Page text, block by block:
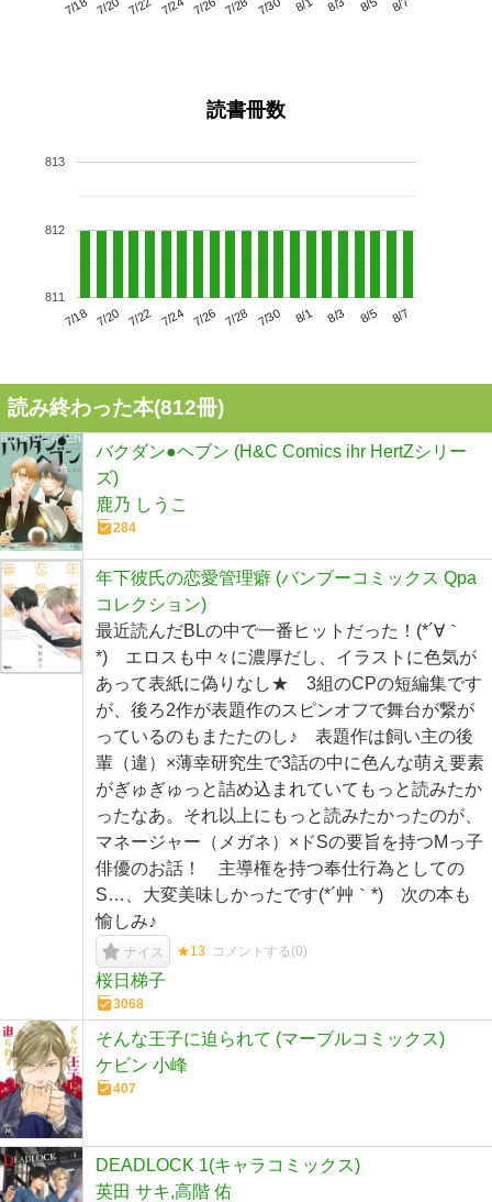
7/18 7/20 7/22 7/24 7/26 7/28 7/30 8/1 8/3 8/5 8/7
読書冊数
7/18 7/20 7/22 7/24 7/26 7/28 7/30 8/1 8/3 8/5 8/7
811
812
813
読み終わった本(812冊)
バクダン●ヘブン (H&C Comics ihr HertZシリー
ズ)
鹿乃 しうこ
284
年下彼氏の恋愛管理癖 (バンブーコミックス Qpa
コレクション)
最近読んだBLの中で一番ヒットだった！(*´∀｀
*) エロスも中々に濃厚だし、イラストに色気が
あって表紙に偽りなし★ 3組のCPの短編集です
が、後ろ2作が表題作のスピンオフで舞台が繋が
っているのもまたたのし♪ 表題作は飼い主の後
輩（違）×薄幸研究生で3話の中に色んな萌え要素
がぎゅぎゅっと詰め込まれていてもっと読みたか
ったなあ。それ以上にもっと読みたかったのが、
マネージャー（メガネ）×ドSの要旨を持つMっ子
俳優のお話！ 主導権を持つ奉仕行為としての
S…、大変美味しかったです(*´艸｀*) 次の本も
愉しみ♪
ナイス ★13 コメントする(0)
桜日梯子
3068
そんな王子に迫られて (マーブルコミックス)
ケビン 小峰
407
DEADLOCK 1(キャラコミックス)
英田 サキ,高階 佑